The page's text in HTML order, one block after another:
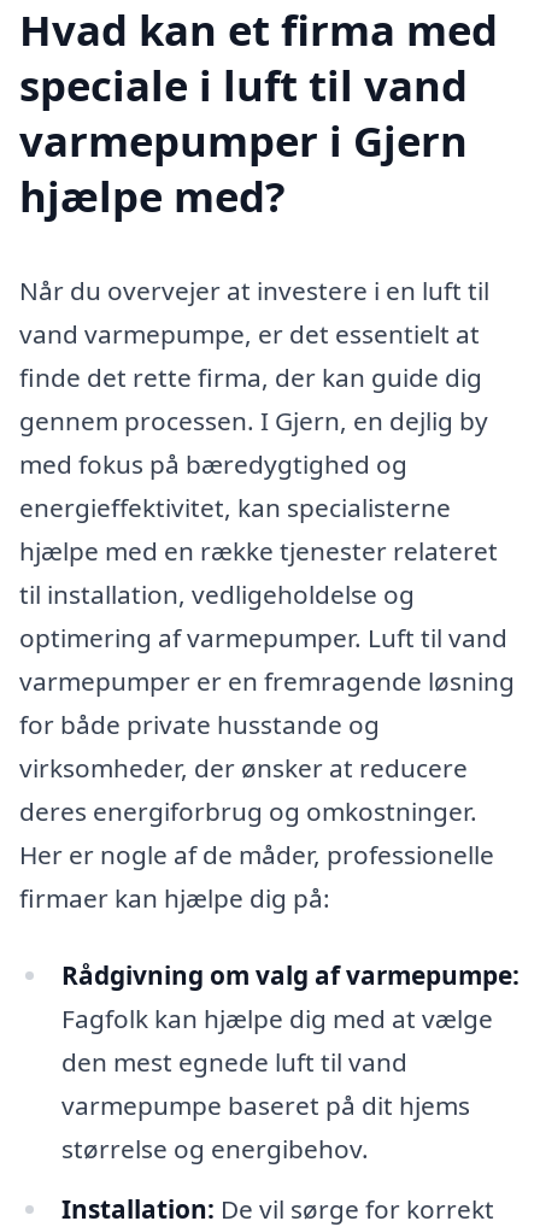
Hvad kan et firma med
speciale i luft til vand
varmepumper i Gjern
hjælpe med?
Når du overvejer at investere i en luft til
vand varmepumpe, er det essentielt at
finde det rette firma, der kan guide dig
gennem processen. I Gjern, en dejlig by
med fokus på bæredygtighed og
energieffektivitet, kan specialisterne
hjælpe med en række tjenester relateret
til installation, vedligeholdelse og
optimering af varmepumper. Luft til vand
varmepumper er en fremragende løsning
for både private husstande og
virksomheder, der ønsker at reducere
deres energiforbrug og omkostninger.
Her er nogle af de måder, professionelle
firmaer kan hjælpe dig på:
Rådgivning om valg af varmepumpe:
Fagfolk kan hjælpe dig med at vælge
den mest egnede luft til vand
varmepumpe baseret på dit hjems
størrelse og energibehov.
Installation: De vil sørge for korrekt